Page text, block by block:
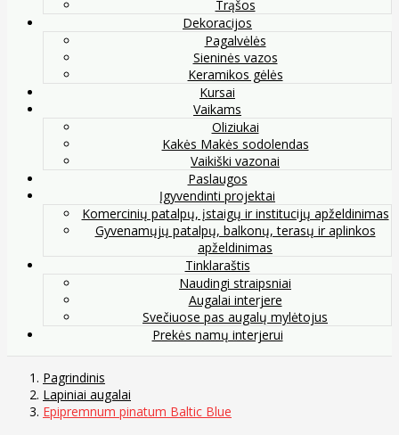
Trąšos
Dekoracijos
Pagalvėlės
Sieninės vazos
Keramikos gėlės
Kursai
Vaikams
Oliziukai
Kakės Makės sodolendas
Vaikiški vazonai
Paslaugos
Įgyvendinti projektai
Komercinių patalpų, įstaigų ir institucijų apželdinimas
Gyvenamųjų patalpų, balkonų, terasų ir aplinkos
apželdinimas
Tinklaraštis
Naudingi straipsniai
Augalai interjere
Svečiuose pas augalų mylėtojus
Prekės namų interjerui
Pagrindinis
Lapiniai augalai
Epipremnum pinatum Baltic Blue